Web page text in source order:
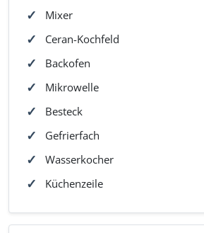
Mixer
Ceran-Kochfeld
Backofen
Mikrowelle
Besteck
Gefrierfach
Wasserkocher
Küchenzeile